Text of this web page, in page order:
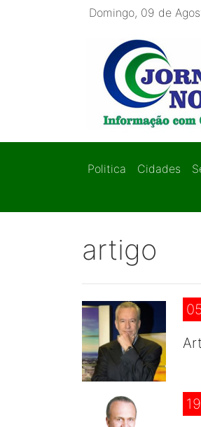
Domingo, 09 de
Politica Cidades
artigo